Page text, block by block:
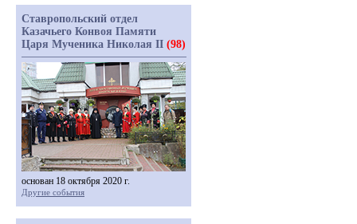
Ставропольский отдел
Казачьего Конвоя Памяти
Царя Мученика Николая II (98)
основан 18 октября 2020 г.
Другие события